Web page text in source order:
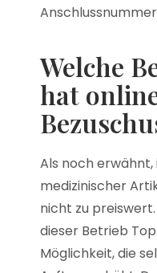
Welche
hat
Als noch
medizinischer
nicht zu
dieser Betrieb
Möglichkeit, die